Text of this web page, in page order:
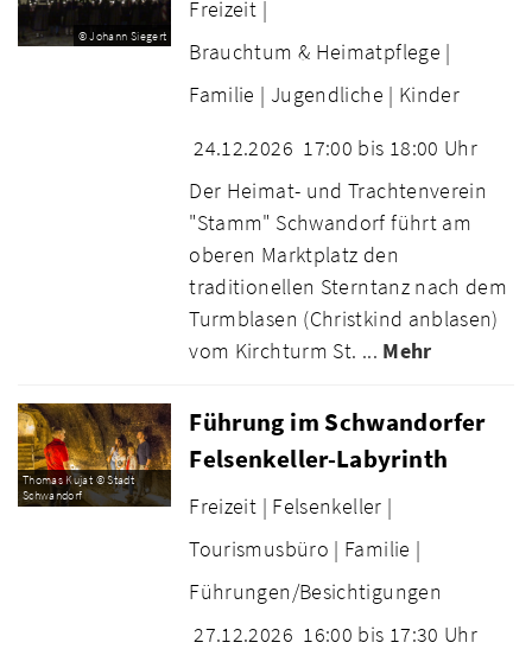
© Johann Siegert
Freizeit |
Brauchtum & Heimatpflege |
Familie | Jugendliche | Kinder
24.12.2026 17:00 bis 18:00 Uhr
Der Heimat- und Trachtenverein
"Stamm" Schwandorf führt am
oberen Marktplatz den
traditionellen Sterntanz nach dem
Turmblasen (Christkind anblasen)
vom Kirchturm St. ... Mehr
Thomas Kujat © Stadt
Schwandorf
Führung im Schwandorfer
Felsenkeller-Labyrinth
Freizeit | Felsenkeller |
Tourismusbüro | Familie |
Führungen/Besichtigungen
27.12.2026 16:00 bis 17:30 Uhr